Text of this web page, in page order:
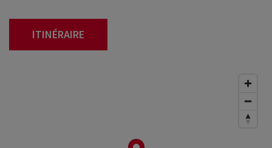
ITINÉRAIRE